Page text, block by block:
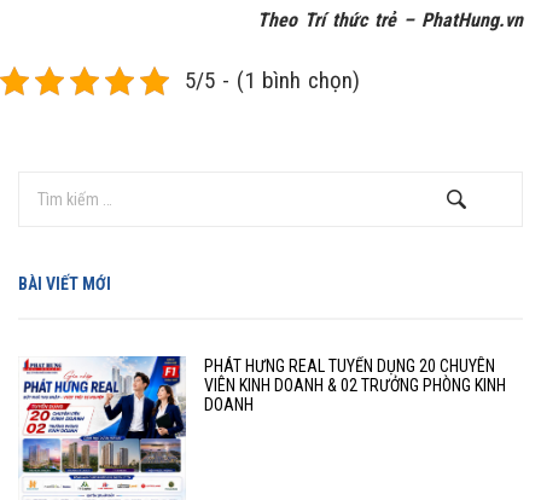
Theo Trí thức trẻ – PhatHung.vn
5/5 - (1 bình chọn)
BÀI VIẾT MỚI
PHÁT HƯNG REAL TUYỂN DỤNG 20 CHUYÊN
VIÊN KINH DOANH & 02 TRƯỞNG PHÒNG KINH
DOANH